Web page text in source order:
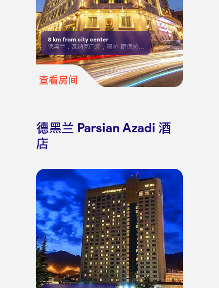
8km from city center
德黑兰，瓦纳克广场，穆拉-萨德拉大道
查看房间
德黑兰 Parsian Azadi 酒
店